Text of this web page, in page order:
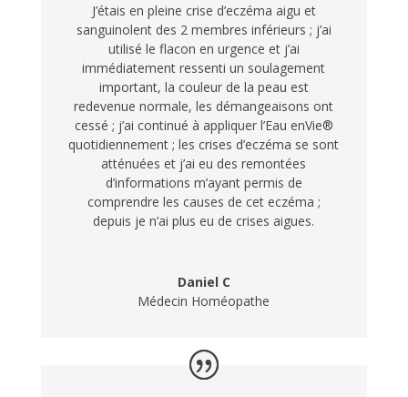
J’étais en pleine crise d’eczéma aigu et
sanguinolent des 2 membres inférieurs ; j’ai
utilisé le flacon en urgence et j’ai
immédiatement ressenti un soulagement
important, la couleur de la peau est
redevenue normale, les démangeaisons ont
cessé ; j’ai continué à appliquer l’Eau enVie®
quotidiennement ; les crises d’eczéma se sont
atténuées et j’ai eu des remontées
d’informations m’ayant permis de
comprendre les causes de cet eczéma ;
depuis je n’ai plus eu de crises aigues.
Daniel C
Médecin Homéopathe